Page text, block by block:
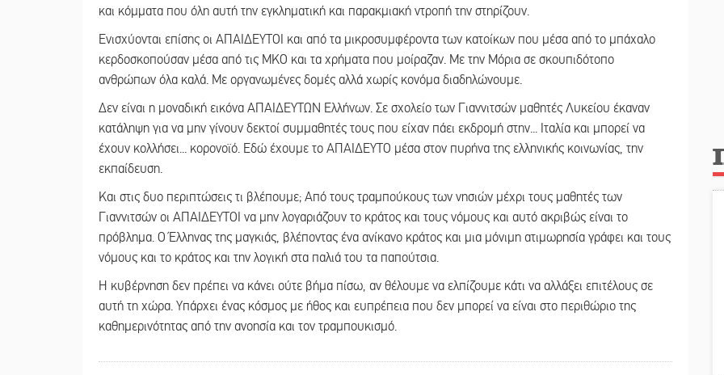
και κόμματα που όλη αυτή την εγκληματική και παρακμιακή ντροπή την στηρίζουν.
Ενισχύονται επίσης οι ΑΠΑΙΔΕΥΤΟΙ και από τα μικροσυμφέροντα των κατοίκων που μέσα από το μπάχαλο
κερδοσκοπούσαν μέσα από τις ΜΚΟ και τα χρήματα που μοίραζαν. Με την Μόρια σε σκουπιδότοπο
ανθρώπων όλα καλά. Με οργανωμένες δομές αλλά χωρίς κονόμα διαδηλώνουμε.
Δεν είναι η μοναδική εικόνα ΑΠΑΙΔΕΥΤΩΝ Ελλήνων. Σε σχολείο των Γιαννιτσών μαθητές Λυκείου έκαναν
κατάληψη για να μην γίνουν δεκτοί συμμαθητές τους που είχαν πάει εκδρομή στην... Ιταλία και μπορεί να
έχουν κολλήσει... κορονοϊό. Εδώ έχουμε το ΑΠΑΙΔΕΥΤΟ μέσα στον πυρήνα της ελληνικής κοινωνίας, την
εκπαίδευση.
Και στις δυο περιπτώσεις τι βλέπουμε; Από τους τραμπούκους των νησιών μέχρι τους μαθητές των
Γιαννιτσών οι ΑΠΑΙΔΕΥΤΟΙ να μην λογαριάζουν το κράτος και τους νόμους και αυτό ακριβώς είναι το
πρόβλημα. Ο Έλληνας της μαγκιάς, βλέποντας ένα ανίκανο κράτος και μια μόνιμη ατιμωρησία γράφει και τους
νόμους και το κράτος και την λογική στα παλιά του τα παπούτσια.
Η κυβέρνηση δεν πρέπει να κάνει ούτε βήμα πίσω, αν θέλουμε να ελπίζουμε κάτι να αλλάξει επιτέλους σε
αυτή τη χώρα. Υπάρχει ένας κόσμος με ήθος και ευπρέπεια που δεν μπορεί να είναι στο περιθώριο της
καθημερινότητας από την ανοησία και τον τραμπουκισμό.